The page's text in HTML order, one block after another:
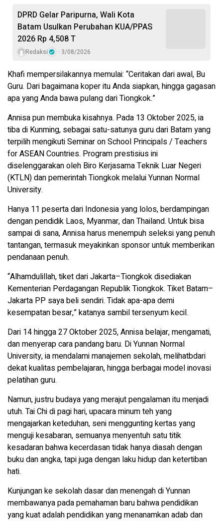
DPRD Gelar Paripurna, Wali Kota
Batam Usulkan Perubahan KUA/PPAS
2026 Rp 4,508 T
Redaksi 3/08/2026
Khafi mempersilakannya memulai: “Ceritakan dari awal, Bu
Guru. Dari bagaimana koper itu Anda siapkan, hingga gagasan
apa yang Anda bawa pulang dari Tiongkok.”
Annisa pun membuka kisahnya. Pada 13 Oktober 2025, ia
tiba di Kunming, sebagai satu-satunya guru dari Batam yang
terpilih mengikuti Seminar on School Principals / Teachers
for ASEAN Countries. Program prestisius ini
diselenggarakan oleh Biro Kerjasama Teknik Luar Negeri
(KTLN) dan pemerintah Tiongkok melalui Yunnan Normal
University.
Hanya 11 peserta dari Indonesia yang lolos, berdampingan
dengan pendidik Laos, Myanmar, dan Thailand. Untuk bisa
sampai di sana, Annisa harus menempuh seleksi yang penuh
tantangan, termasuk meyakinkan sponsor untuk memberikan
pendanaan penuh.
“Alhamdulillah, tiket dari Jakarta–Tiongkok disediakan
Kementerian Perdagangan Republik Tiongkok. Tiket Batam–
Jakarta PP saya beli sendiri. Tidak apa-apa demi
kesempatan besar,” katanya sambil tersenyum kecil.
Dari 14 hingga 27 Oktober 2025, Annisa belajar, mengamati,
dan menyerap cara pandang baru. Di Yunnan Normal
University, ia mendalami manajemen sekolah, melihatbdari
dekat kualitas pembelajaran, hingga berbagai model inovasi
pelatihan guru.
Namun, justru budaya yang merajut pengalaman itu menjadi
utuh. Tai Chi di pagi hari, upacara minum teh yang
mengajarkan keteduhan, seni menggunting kertas yang
menguji kesabaran, semuanya menyentuh satu titik
kesadaran bahwa kecerdasan tidak hanya diasah dengan
buku dan angka, tapi juga dengan laku hidup dan ketertiban
hati.
Kunjungan ke sekolah dasar dan menengah di Yunnan
membawanya pada pemahaman baru bahwa pendidikan
yang kuat adalah pendidikan yang menanamkan adab dan